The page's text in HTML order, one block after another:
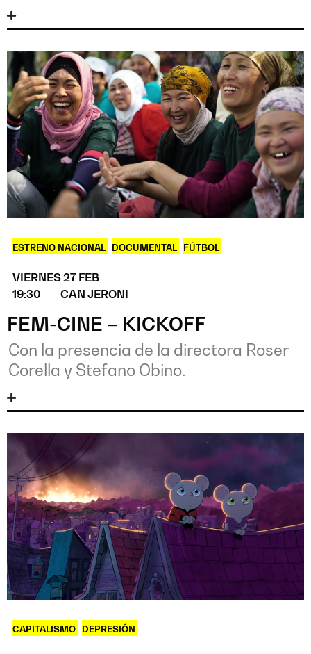
ESTRENO NACIONAL DOCUMENTAL FÚTBOL
VIERNES 27 FEB
19:30 — CAN JERONI
FEM-CINE – KICKOFF
Con la presencia de la directora Roser
Corella y Stefano Obino.
CAPITALISMO DEPRESIÓN